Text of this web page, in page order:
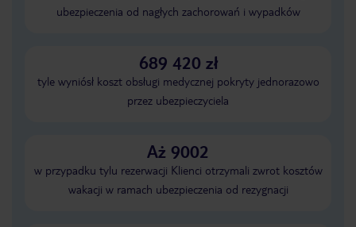
ubezpieczenia od nagłych zachorowań i wypadków
689 420 zł
tyle wyniósł koszt obsługi medycznej pokryty jednorazowo
przez ubezpieczyciela
Aż 9002
w przypadku tylu rezerwacji Klienci otrzymali zwrot kosztów
wakacji w ramach ubezpieczenia od rezygnacji